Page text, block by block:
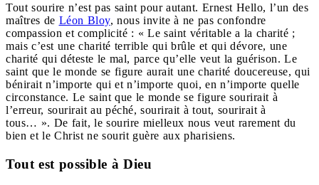
Tout sourire n’est pas saint pour autant. Ernest Hello, l’un des
maîtres de Léon Bloy, nous invite à ne pas confondre
compassion et complicité : « Le saint véritable a la charité ;
mais c’est une charité terrible qui brûle et qui dévore, une
charité qui déteste le mal, parce qu’elle veut la guérison. Le
saint que le monde se figure aurait une charité doucereuse, qui
bénirait n’importe qui et n’importe quoi, en n’importe quelle
circonstance. Le saint que le monde se figure sourirait à
l’erreur, sourirait au péché, sourirait à tout, sourirait à
tous… ». De fait, le sourire mielleux nous veut rarement du
bien et le Christ ne sourit guère aux pharisiens.
Tout est possible à Dieu